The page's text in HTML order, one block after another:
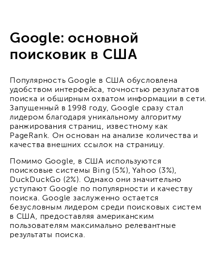
Google: основной
поисковик в США
Популярность Google в США обусловлена
удобством интерфейса, точностью результатов
поиска и обширным охватом информации в сети.
Запущенный в 1998 году, Google сразу стал
лидером благодаря уникальному алгоритму
ранжирования страниц, известному как
PageRank. Он основан на анализе количества и
качества внешних ссылок на страницу.
Помимо Google, в США используются
поисковые системы Bing (5%), Yahoo (3%),
DuckDuckGo (2%). Однако они значительно
уступают Google по популярности и качеству
поиска. Google заслуженно остается
безусловным лидером среди поисковых систем
в США, предоставляя американским
пользователям максимально релевантные
результаты поиска.